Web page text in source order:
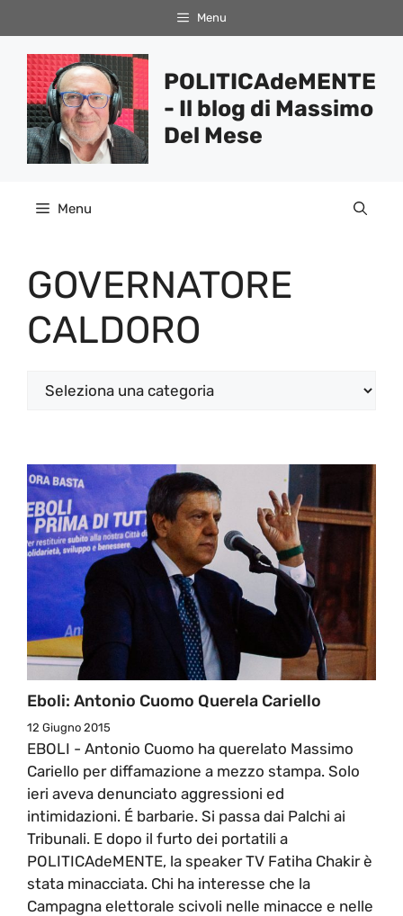
al
contenuto
Menu
POLITICAdeMENTE
- Il blog di Massimo
Del Mese
Menu
GOVERNATORE
CALDORO
Categorie
Eboli: Antonio Cuomo Querela Cariello
12 Giugno 2015
EBOLI - Antonio Cuomo ha querelato Massimo
Cariello per diffamazione a mezzo stampa. Solo
ieri aveva denunciato aggressioni ed
intimidazioni. É barbarie. Si passa dai Palchi ai
Tribunali. E dopo il furto dei portatili a
POLITICAdeMENTE, la speaker TV Fatiha Chakir è
stata minacciata. Chi ha interesse che la
Campagna elettorale scivoli nelle minacce e nelle